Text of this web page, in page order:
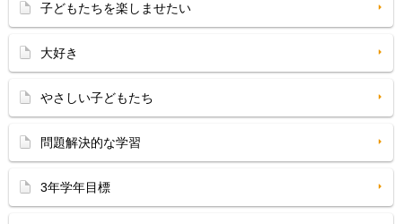
子どもたちを楽しませたい
大好き
やさしい子どもたち
問題解決的な学習
3年学年目標